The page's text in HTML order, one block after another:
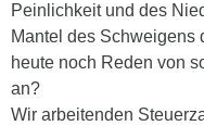
Peinlichkeit und des
Mantel des Schweigens
heute noch Reden von
an?
Wir arbeitenden